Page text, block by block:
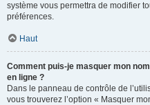
système vous permettra de modifier
préférences.
Haut
Comment puis-je masquer mon
en ligne ?
Dans le panneau de contrôle de
vous trouverez l’option « Masquer